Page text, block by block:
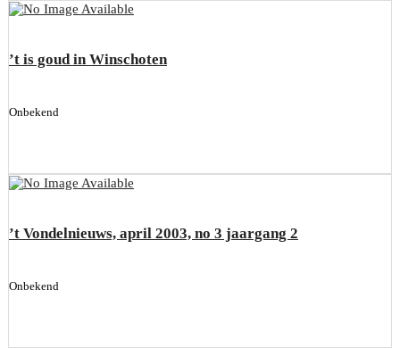
’t is goud in Winschoten
Onbekend
’t Vondelnieuws, april 2003, no 3 jaargang 2
Onbekend